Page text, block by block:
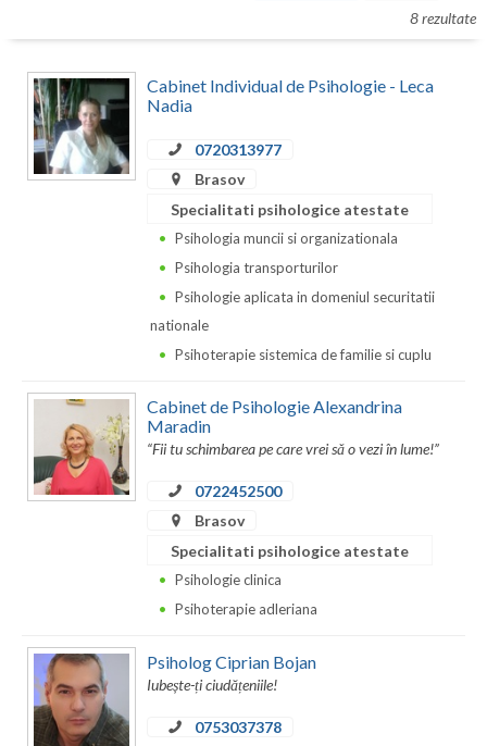
Bucuresti
Buzau
Calarasi
Galati
Giurgiu
Ialomita
Iasi
8 rezultate
Cabinet Individual de Psihologie - Leca
Nadia
0720313977
Brasov
Specialitati psihologice atestate
Psihologia muncii si organizationala
Psihologia transporturilor
Psihologie aplicata in domeniul securitatii
nationale
Psihoterapie sistemica de familie si cuplu
Cabinet de Psihologie Alexandrina
Maradin
“Fii tu schimbarea pe care vrei sǎ o vezi în lume!”
0722452500
Brasov
Specialitati psihologice atestate
Psihologie clinica
Psihoterapie adleriana
Psiholog Ciprian Bojan
Iubește-ți ciudățeniile!
0753037378